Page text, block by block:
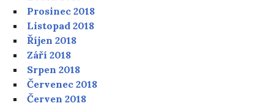
Prosinec 2018
Listopad 2018
Říjen 2018
Září 2018
Srpen 2018
Červenec 2018
Červen 2018